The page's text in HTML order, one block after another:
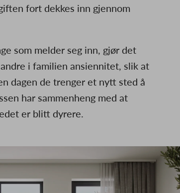
fort dekkes inn gjennom
som melder seg inn, gjør det
i familien ansiennitet, slik at
dagen de trenger et nytt sted å
har sammenheng med at
er blitt dyrere.